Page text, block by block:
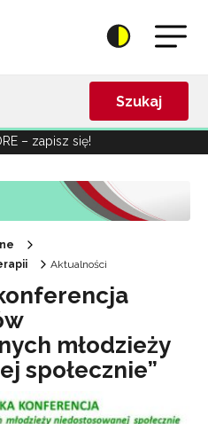
Szukaj
– zapisz się!
Aktualności
młodzieży
społecznie”